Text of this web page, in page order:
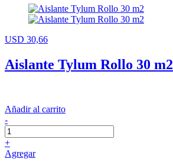
USD 30,66
Aislante Tylum Rollo 30 m2
Añadir al carrito
-
+
Agregar